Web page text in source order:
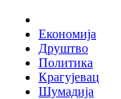
Skip
content
Економија
Друштво
Политика
Крагујевац
Шумадија